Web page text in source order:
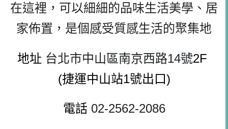
在這裡，可以細細的品味生活美學、居
家佈置，是個感受質感生活的聚集地
地址 台北市中山區南京西路14號2F
(捷運中山站1號出口)
電話 02-2562-2086